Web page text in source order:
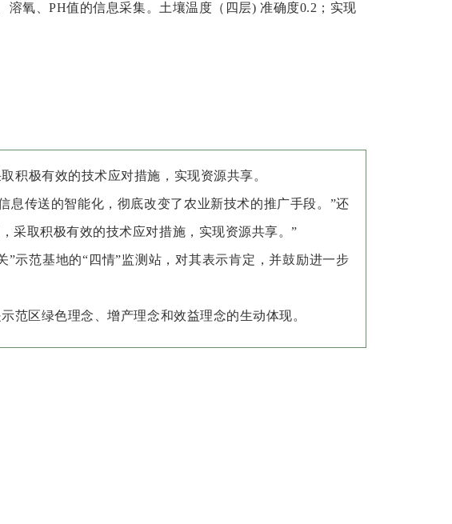
氧、PH值的信息采集。土壤温度（四层) 准确度0.2；实现
积极有效的技术应对措施，实现资源共享。
传送的智能化，彻底改变了农业新技术的推广手段。”还
采取积极有效的技术应对措施，实现资源共享。”
范基地的“四情”监测站，对其表示肯定，并鼓励进一步
区绿色理念、增产理念和效益理念的生动体现。